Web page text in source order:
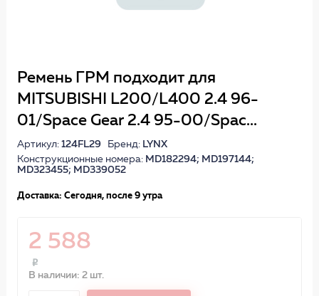
Ремень ГРМ подходит для
MITSUBISHI L200/L400 2.4 96-
01/Space Gear 2.4 95-00/Spac...
Артикул: 124FL29Бренд: LYNX
Конструкционные номера: MD182294; MD197144;
MD323455; MD339052
Доставка: Сегодня, после 9 утра
2 588
В наличии: 2 шт.